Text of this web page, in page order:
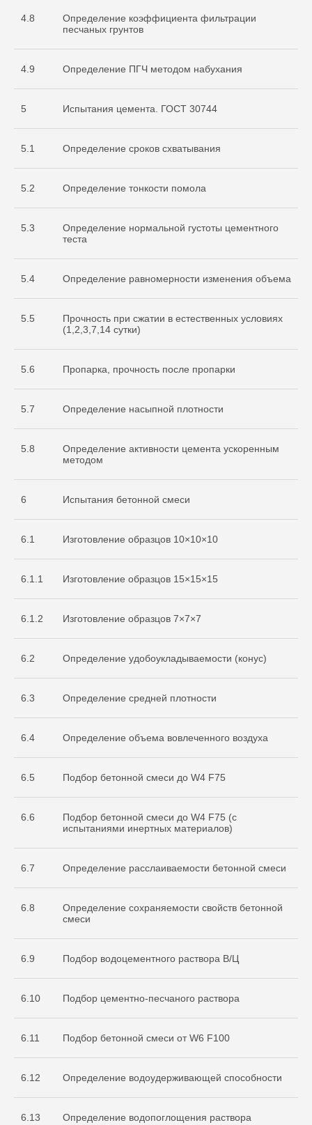
4.8
Определение коэффициента фильтрации
песчаных грунтов
4.9 Определение ПГЧ методом набухания
5 Испытания цемента. ГОСТ 30744
5.1 Определение сроков схватывания
5.2 Определение тонкости помола
5.3
Определение нормальной густоты цементного
теста
5.4 Определение равномерности изменения объема
5.5
Прочность при сжатии в естественных условиях
(1,2,3,7,14 сутки)
5.6 Пропарка, прочность после пропарки
5.7 Определение насыпной плотности
5.8
Определение активности цемента ускоренным
методом
6 Испытания бетонной смеси
6.1 Изготовление образцов 10×10×10
6.1.1 Изготовление образцов 15×15×15
6.1.2 Изготовление образцов 7×7×7
6.2 Определение удобоукладываемости (конус)
6.3 Определение средней плотности
6.4 Определение объема вовлеченного воздуха
6.5 Подбор бетонной смеси до W4 F75
6.6
Подбор бетонной смеси до W4 F75 (с
испытаниями инертных материалов)
6.7 Определение расслаиваемости бетонной смеси
6.8
Определение сохраняемости свойств бетонной
смеси
6.9 Подбор водоцементного раствора В/Ц
6.10 Подбор цементно-песчаного раствора
6.11 Подбор бетонной смеси от W6 F100
6.12 Определение водоудерживающей способности
6.13 Определение водопоглощения раствора
испытательной
лаборатории
Nº ИЛ-РОС-001691. Регистрационный
Nº POCC RU.32368.04HCO0
Разрешительная
документация
Остались вопросы
по необходимым объемам испытаний
ОСТАВИТЬ ЗАЯВКУ
+7 999 996 42 12